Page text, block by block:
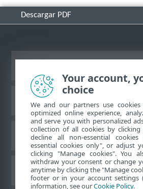
Descargar PDF
Base de conocimiento
Foro de ESET
Soporte
Your account,
choice
We and our partners use
optimized online experience,
and serve you with personalized
collection of all cookies by clicking
decline all non-essential
essential cookies only", or adjust
clicking "Manage cookies". You
withdraw your consent or change
anytime by clicking the "Manage
footer or in your account settings
information, see ourCookie Policy.